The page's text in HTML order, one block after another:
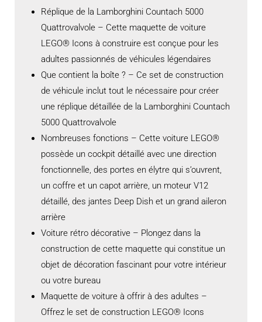
Réplique de la Lamborghini Countach 5000
Quattrovalvole – Cette maquette de voiture
LEGO® Icons à construire est conçue pour les
adultes passionnés de véhicules légendaires
Que contient la boîte ? – Ce set de construction
de véhicule inclut tout le nécessaire pour créer
une réplique détaillée de la Lamborghini Countach
5000 Quattrovalvole
Nombreuses fonctions – Cette voiture LEGO®
possède un cockpit détaillé avec une direction
fonctionnelle, des portes en élytre qui s’ouvrent,
un coffre et un capot arrière, un moteur V12
détaillé, des jantes Deep Dish et un grand aileron
arrière
Voiture rétro décorative – Plongez dans la
construction de cette maquette qui constitue un
objet de décoration fascinant pour votre intérieur
ou votre bureau
Maquette de voiture à offrir à des adultes –
Offrez le set de construction LEGO® Icons